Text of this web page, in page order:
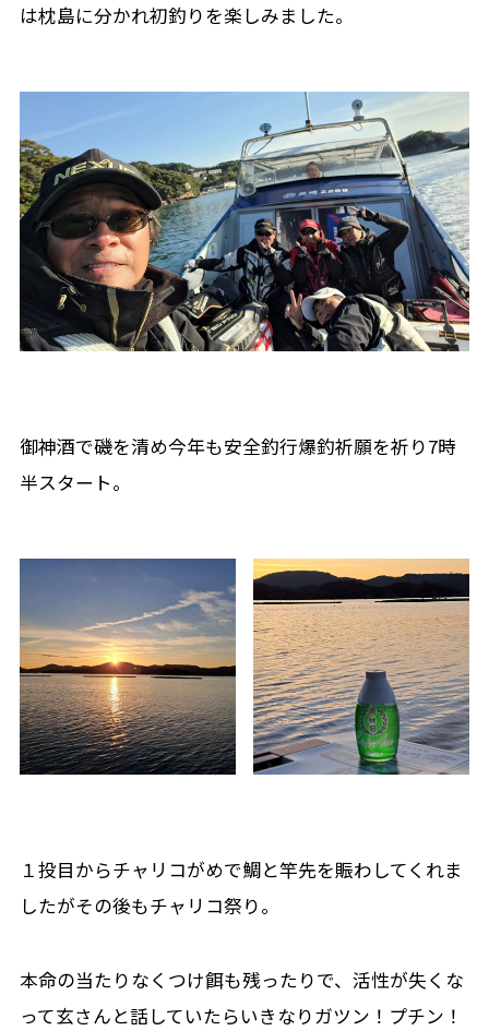
は枕島に分かれ初釣りを楽しみました。
御神酒で磯を清め今年も安全釣行爆釣祈願を祈り7時
半スタート。
１投目からチャリコがめで鯛と竿先を賑わしてくれま
したがその後もチャリコ祭り。
本命の当たりなくつけ餌も残ったりで、活性が失くな
って玄さんと話していたらいきなりガツン！プチン！